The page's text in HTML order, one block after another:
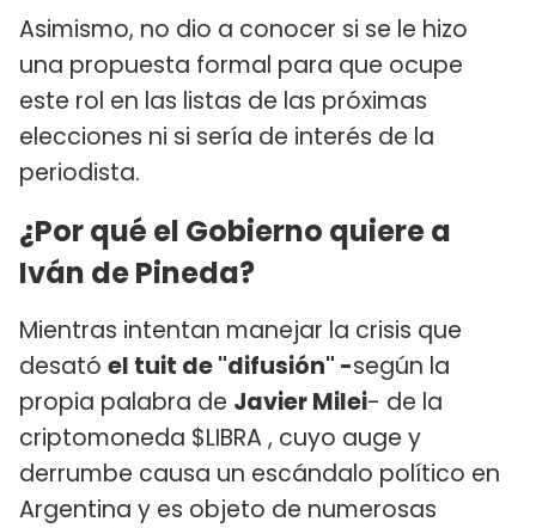
Asimismo, no dio a conocer si se le hizo
una propuesta formal para que ocupe
este rol en las listas de las próximas
elecciones ni si sería de interés de la
periodista.
¿Por qué el Gobierno quiere a
Iván de Pineda?
Mientras intentan manejar la crisis que
desató el tuit de "difusión" -según la
propia palabra de Javier Milei- de la
criptomoneda $LIBRA , cuyo auge y
derrumbe causa un escándalo político en
Argentina y es objeto de numerosas